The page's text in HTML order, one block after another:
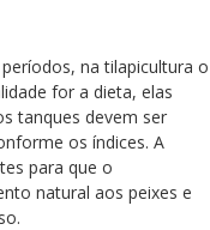
na tilapicultura o
for a dieta, elas
tanques devem ser
os índices. A
para que o
natural aos peixes e